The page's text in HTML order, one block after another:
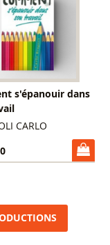
s'épanouir dans
CARLO